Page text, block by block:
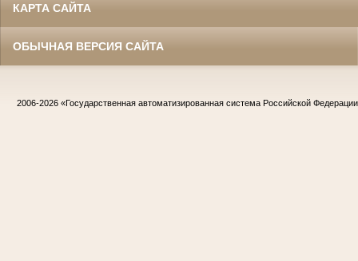
КАРТА САЙТА
ОБЫЧНАЯ ВЕРСИЯ САЙТА
2006-2026 «Государственная автоматизированная система Российской